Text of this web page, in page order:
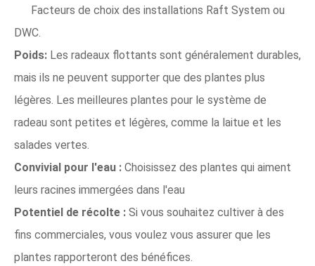
Facteurs de choix des installations Raft System ou
DWC.
Poids: Les radeaux flottants sont généralement durables,
mais ils ne peuvent supporter que des plantes plus
légères. Les meilleures plantes pour le système de
radeau sont petites et légères, comme la laitue et les
salades vertes.
Convivial pour l'eau : Choisissez des plantes qui aiment
leurs racines immergées dans l'eau
Potentiel de récolte : Si vous souhaitez cultiver à des
fins commerciales, vous voulez vous assurer que les
plantes rapporteront des bénéfices.